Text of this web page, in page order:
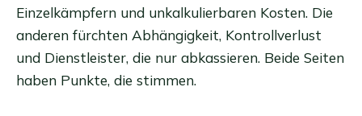
Einzelkämpfern und unkalkulierbaren Kosten. Die
anderen fürchten Abhängigkeit, Kontrollverlust
und Dienstleister, die nur abkassieren. Beide Seiten
haben Punkte, die stimmen.